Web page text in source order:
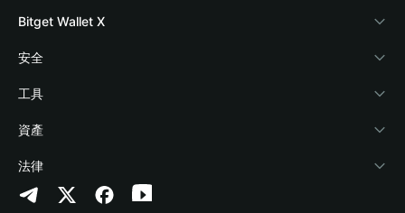
部落格
學院
加密資訊
幫助中心
‌聯繫我們
品牌資源
Crypto Card
Stablecoin Earn
Payfi Crypto
Crypto Swap API
Altcoin Season Index
Prediction Markets
Bitget Wallet X
開發者文件
連接錢包
Bitget Wallet Pay
合作上架
安全
風險保障基金
安全防護技術
工具
快捷買幣
授權檢測
合約檢測
資產
Arbitrum
Avalanche
法律
隱私協議